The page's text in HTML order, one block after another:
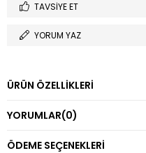
TAVSIYE ET
YORUM YAZ
ÜRÜN ÖZELLIKLERI
YORUMLAR(0)
ÖDEME SEÇENEKLERI